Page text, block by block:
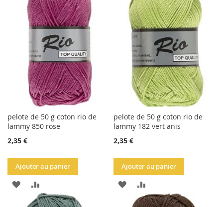
LA
LISTE
D'ACHATS
COMPARATEUR
LA
LISTE
D'ACHATS
COMPARATEUR
pelote de 50 g coton rio de
lammy 850 rose
2,35 €
Ajouter au panier
AJOUTER
AU
pelote de 50 g coton rio de
lammy 182 vert anis
2,35 €
Ajouter au panier
AJOUTER
AU